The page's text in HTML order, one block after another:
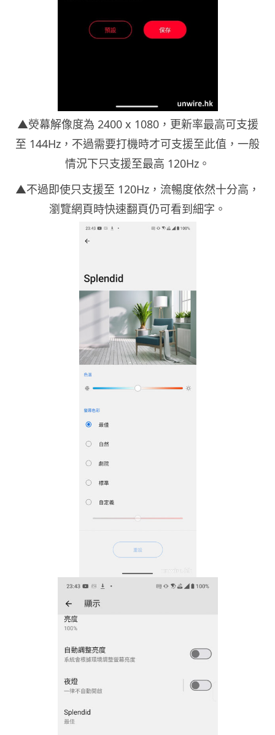
▲熒幕解像度為 2400 x 1080，更新率最高可支援
至 144Hz，不過需要打機時才可支援至此值，一般
情況下只支援至最高 120Hz。
▲不過即使只支援至 120Hz，流暢度依然十分高，
瀏覽網頁時快速翻頁仍可看到細字。